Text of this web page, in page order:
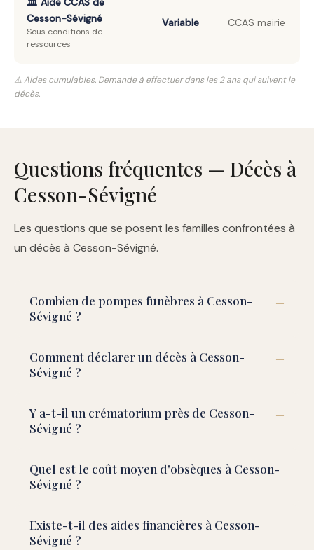
Cesson-Sévigné
Sous conditions de
ressources
Variable CCAS mairie
⚠️ Aides cumulables. Demande à effectuer dans les 2 ans qui suivent le
décès.
Questions fréquentes — Décès à
Cesson-Sévigné
Les questions que se posent les familles confrontées à
un décès à Cesson-Sévigné.
Combien de pompes funèbres à Cesson-
Sévigné ?
Comment déclarer un décès à Cesson-
Sévigné ?
Y a-t-il un crématorium près de Cesson-
Sévigné ?
Quel est le coût moyen d'obsèques à Cesson-
Sévigné ?
Existe-t-il des aides financières à Cesson-
Sévigné ?